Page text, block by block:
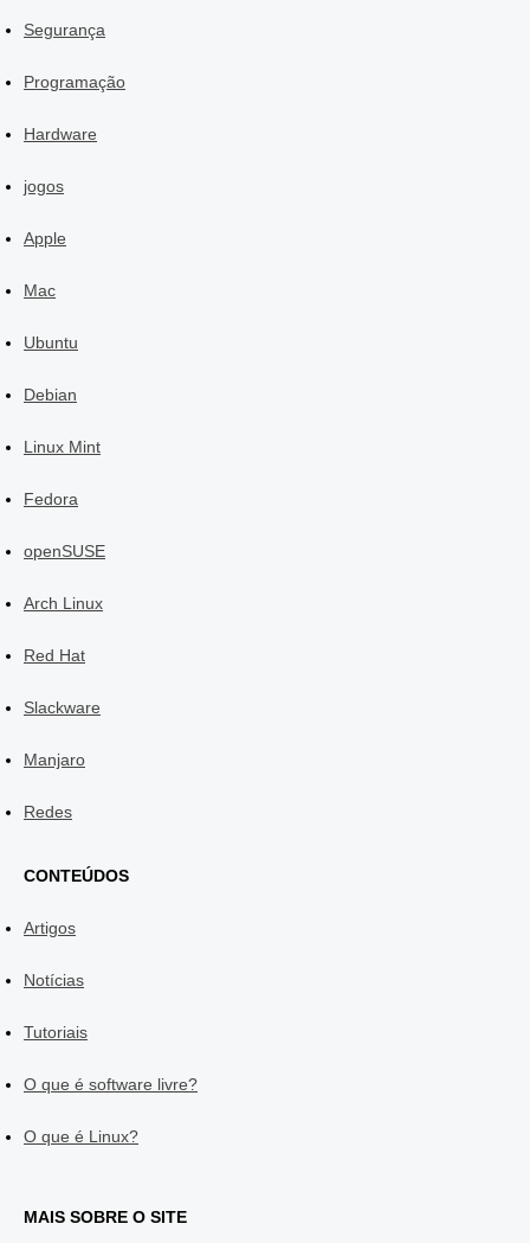
Segurança
Programação
Hardware
jogos
Apple
Mac
Ubuntu
Debian
Linux Mint
Fedora
openSUSE
Arch Linux
Red Hat
Slackware
Manjaro
Redes
CONTEÚDOS
Artigos
Notícias
Tutoriais
O que é software livre?
O que é Linux?
MAIS SOBRE O SITE